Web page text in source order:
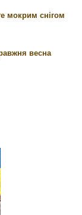
мокрим снігом
весна